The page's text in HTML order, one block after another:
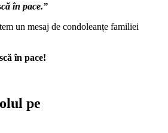
în pace.”
un mesaj de condoleanțe familiei
în pace!
pe